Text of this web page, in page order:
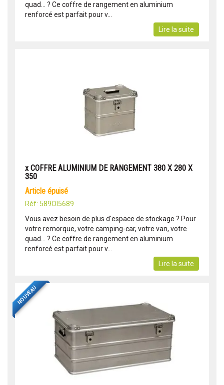
quad... ? Ce coffre de rangement en aluminium
renforcé est parfait pour v...
Lire la suite
x COFFRE ALUMINIUM DE RANGEMENT 380 X 280 X
350
article épuisé
Réf: 589OI5689
Vous avez besoin de plus d'espace de stockage ? Pour
votre remorque, votre camping-car, votre van, votre
quad... ? Ce coffre de rangement en aluminium
renforcé est parfait pour v...
Lire la suite
NOUVEAU